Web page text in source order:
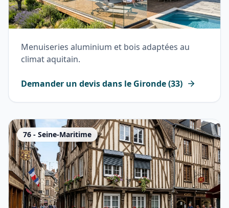
Menuiseries aluminium et bois adaptées au
climat aquitain.
Demander un devis dans le Gironde(33)
76 - Seine-Maritime